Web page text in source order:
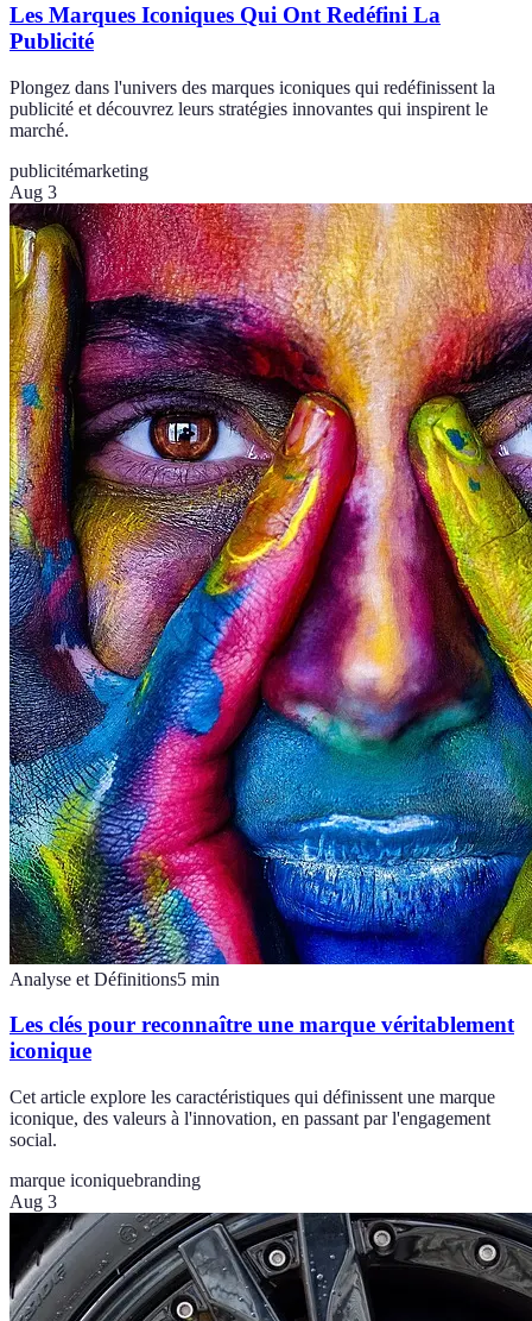
Les Marques Iconiques Qui Ont Redéfini La
Publicité
Plongez dans l'univers des marques iconiques qui redéfinissent la
publicité et découvrez leurs stratégies innovantes qui inspirent le
marché.
publicitémarketing
Aug 3
Analyse et Définitions5 min
Les clés pour reconnaître une marque véritablement
iconique
Cet article explore les caractéristiques qui définissent une marque
iconique, des valeurs à l'innovation, en passant par l'engagement
social.
marque iconiquebranding
Aug 3